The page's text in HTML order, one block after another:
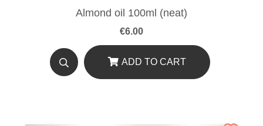
Almond oil 100ml (neat)
€6.00
ADD TO CART